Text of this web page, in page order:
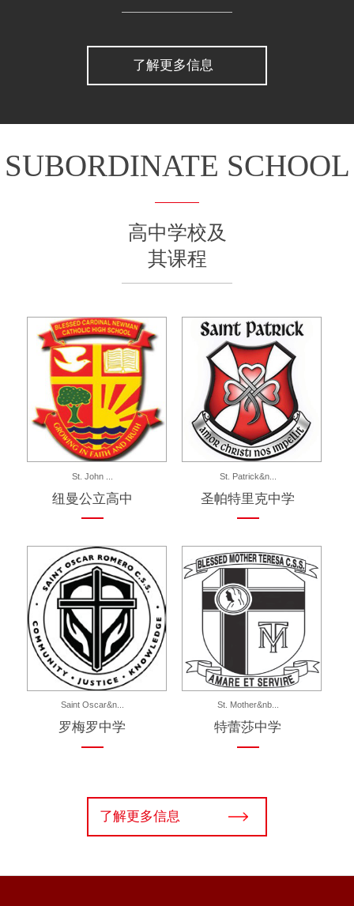
了解更多信息
SUBORDINATE SCHOOL
高中学校及
其课程
St. John ...
纽曼公立高中
St. Patrick&n...
圣帕特里克中学
Saint Oscar&n...
罗梅罗中学
St. Mother&nb...
特蕾莎中学
了解更多信息